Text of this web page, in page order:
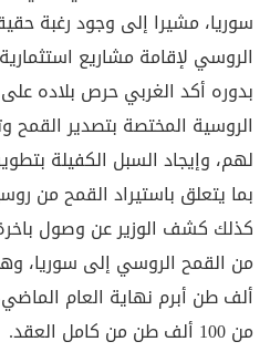
سوريا، مشيرا إلى وجود رغبة
الروسي لإقامة مشاريع
بدوره أكد الغربي حرص بلاده
الروسية المختصة بتصدير القمح
لهم، وإيجاد السبل الكفيلة
بما يتعلق باستيراد القمح من
ألف طن أبرم نهاية العام
من 100 ألف طن من كامل العقد.